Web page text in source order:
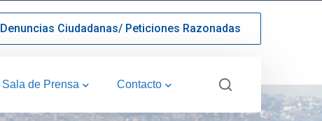
Denuncias Ciudadanas/ Peticiones Razonadas
Sala de Prensa Contacto